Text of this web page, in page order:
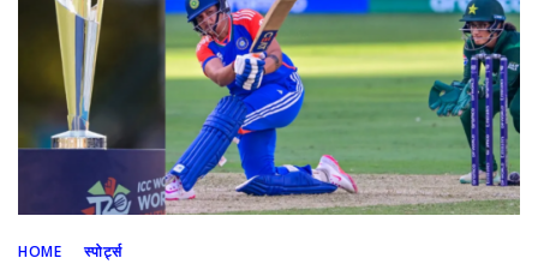
HOME स्पोर्ट्स